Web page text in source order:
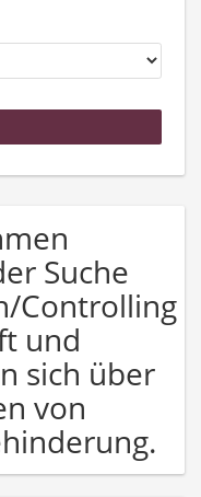
Suche
Controlling
und
sich über
von